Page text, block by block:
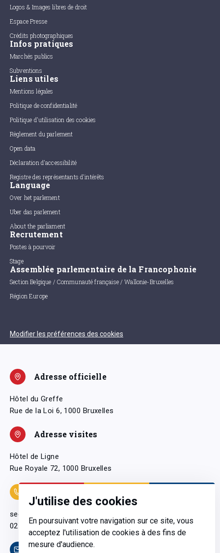
J'utilise des cookies
En poursuivant votre navigation sur ce site, vous
acceptez l'utilisation de cookies à des fins de
mesure d'audience.
Logos & Images libres de droit
Espace Presse
Crédits photographiques
Infos pratiques
Marchés publics
Subventions
Liens utiles
Mentions légales
Politique de confidentialité
Politique d'utilisation des cookies
Règlement du parlement
Open data
Déclaration d'accessibilité
Registre des représentants d'intérêts
Language
Over het parlement
Uber das parlement
About the parliament
Recrutement
Postes à pourvoir
Stage
Assemblée parlementaire de la Francophonie
Section Belgique / Communauté française / Wallonie-Bruxelles
Région Europe
Modifier les préférences des cookies
Adresse officielle
Hôtel du Greffe
Rue de la Loi 6, 1000 Bruxelles
Adresse visites
Hôtel de Ligne
Rue Royale 72, 1000 Bruxelles
secretariatgeneral@pfwb.be
02 506 38 11
Contact